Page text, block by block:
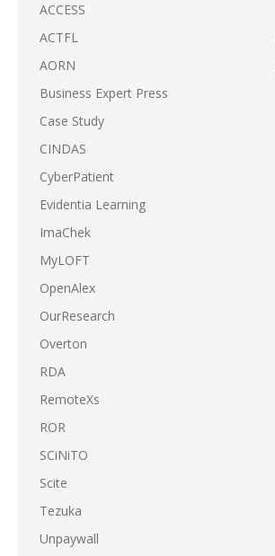
ACCESS
ACTFL
AORN
Business Expert Press
Case Study
CINDAS
CyberPatient
Evidentia Learning
ImaChek
MyLOFT
OpenAlex
OurResearch
Overton
RDA
RemoteXs
ROR
SCiNiTO
Scite
Tezuka
Unpaywall